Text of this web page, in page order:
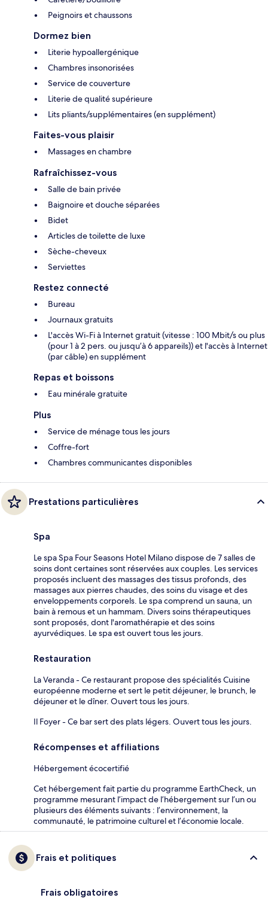
Peignoirs et chaussons
Dormez bien
Literie hypoallergénique
Chambres insonorisées
Service de couverture
Literie de qualité supérieure
Lits pliants/supplémentaires (en supplément)
Faites-vous plaisir
Massages en chambre
Rafraîchissez-vous
Salle de bain privée
Baignoire et douche séparées
Bidet
Articles de toilette de luxe
Sèche-cheveux
Serviettes
Restez connecté
Bureau
Journaux gratuits
L'accès Wi-Fi à Internet gratuit (vitesse : 100 Mbit/s ou plus
(pour 1 à 2 pers. ou jusqu’à 6 appareils)) et l'accès à Internet
(par câble) en supplément
Repas et boissons
Eau minérale gratuite
Plus
Service de ménage tous les jours
Coffre-fort
Chambres communicantes disponibles
Prestations particulières
Spa
Le spa Spa Four Seasons Hotel Milano dispose de 7 salles de
soins dont certaines sont réservées aux couples. Les services
proposés incluent des massages des tissus profonds, des
massages aux pierres chaudes, des soins du visage et des
enveloppements corporels. Le spa comprend un sauna, un
bain à remous et un hammam. Divers soins thérapeutiques
sont proposés, dont l'aromathérapie et des soins
ayurvédiques. Le spa est ouvert tous les jours.
Restauration
La Veranda - Ce restaurant propose des spécialités Cuisine
européenne moderne et sert le petit déjeuner, le brunch, le
déjeuner et le dîner. Ouvert tous les jours.
Il Foyer - Ce bar sert des plats légers. Ouvert tous les jours.
Récompenses et affiliations
Hébergement écocertifié
Cet hébergement fait partie du programme EarthCheck, un
programme mesurant l’impact de l’hébergement sur l’un ou
plusieurs des éléments suivants : l’environnement, la
communauté, le patrimoine culturel et l’économie locale.
Frais et politiques
Frais obligatoires